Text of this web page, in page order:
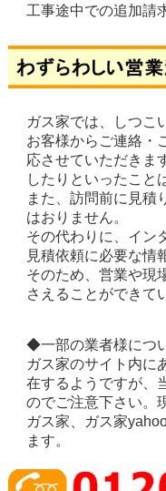
工事途中での追加請
ガス家では、しつこ
お客様からご連絡・
応させていただきま
したりといったこと
また、訪問前に見積
はおりません。
その代わりに、イン
見積依頼に必要な情
そのため、営業や現
さえることができて
◆一部の業者様につ
ガス家のサイト内に
在するようですが、
のでご注意下さい。
ガス家、ガス家
ます。